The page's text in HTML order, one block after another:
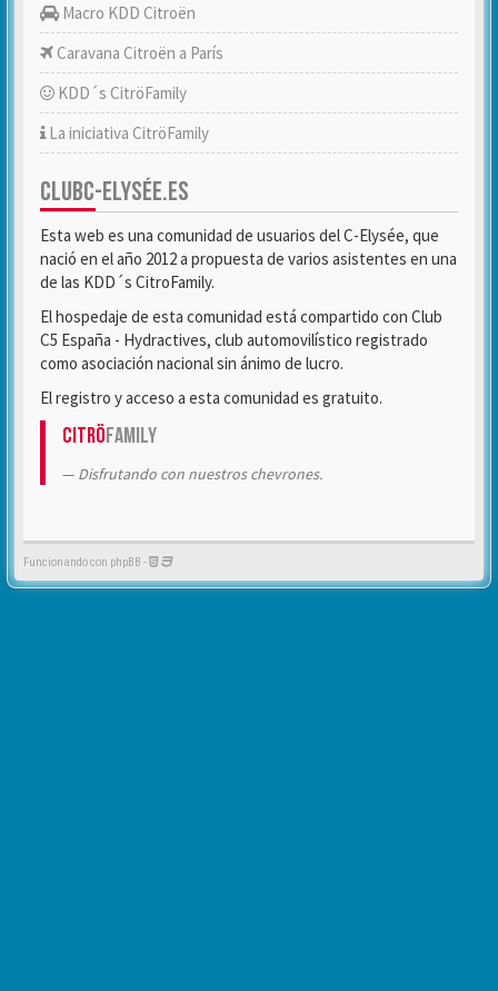
Macro KDD Citroën
Caravana Citroën a París
KDD´s CitröFamily
La iniciativa CitröFamily
CLUBC-ELYSÉE.ES
Esta web es una comunidad de usuarios del C-Elysée, que
nació en el año 2012 a propuesta de varios asistentes en una
de las KDD´s CitroFamily.
El hospedaje de esta comunidad está compartido con Club
C5 España - Hydractives, club automovilístico registrado
como asociación nacional sin ánimo de lucro.
El registro y acceso a esta comunidad es gratuito.
CitröFamily
Disfrutando con nuestros chevrones.
Funcionando con phpBB -